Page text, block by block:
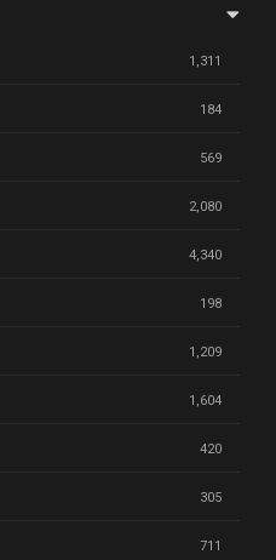
1,311
184
569
2,080
4,340
198
1,209
1,604
420
305
711